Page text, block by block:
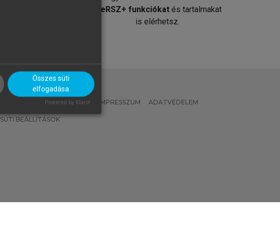
MeRSZ+ funkciókat és tartalmakat
is elérhetsz.
MI – ÁLTALÁNOS IRÁNYELVEK IMPRESSZUM ADATVÉDELEM
SÜTI BEÁLLÍTÁSOK
Összes süti
elfogadása
Powered by Klaro!